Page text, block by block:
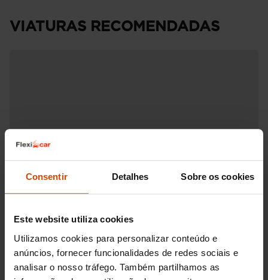
Consentir Detalhes Sobre os cookies
Este website utiliza cookies
Utilizamos cookies para personalizar conteúdo e
anúncios, fornecer funcionalidades de redes sociais e
analisar o nosso tráfego. Também partilhamos as
VIATURAS RECOMENDADAS